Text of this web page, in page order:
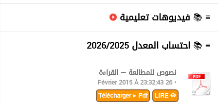
≡ 📚 فيديوهات تعليمية
≡ 📚 احتساب المعدل 2026/2025
نصوص للمطالعة — القراءة
• 26 Février 2015 À 23:32:43
Télécharger ▸ Pdf